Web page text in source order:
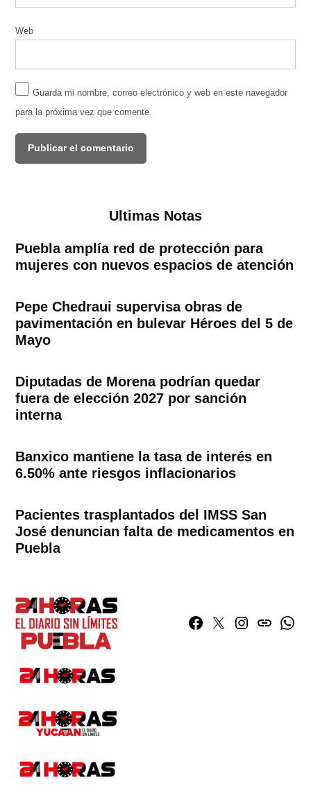
Web
Guarda mi nombre, correo electrónico y web en este navegador
para la próxima vez que comente.
Ultimas Notas
Puebla amplía red de protección para
mujeres con nuevos espacios de atención
Pepe Chedraui supervisa obras de
pavimentación en bulevar Héroes del 5 de
Mayo
Diputadas de Morena podrían quedar
fuera de elección 2027 por sanción
interna
Banxico mantiene la tasa de interés en
6.50% ante riesgos inflacionarios
Pacientes trasplantados del IMSS San
José denuncian falta de medicamentos en
Puebla
Facebook
TwitterInstagram
issuu